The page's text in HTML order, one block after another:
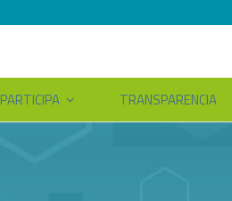
PARTICIPA TRANSPARENCIA